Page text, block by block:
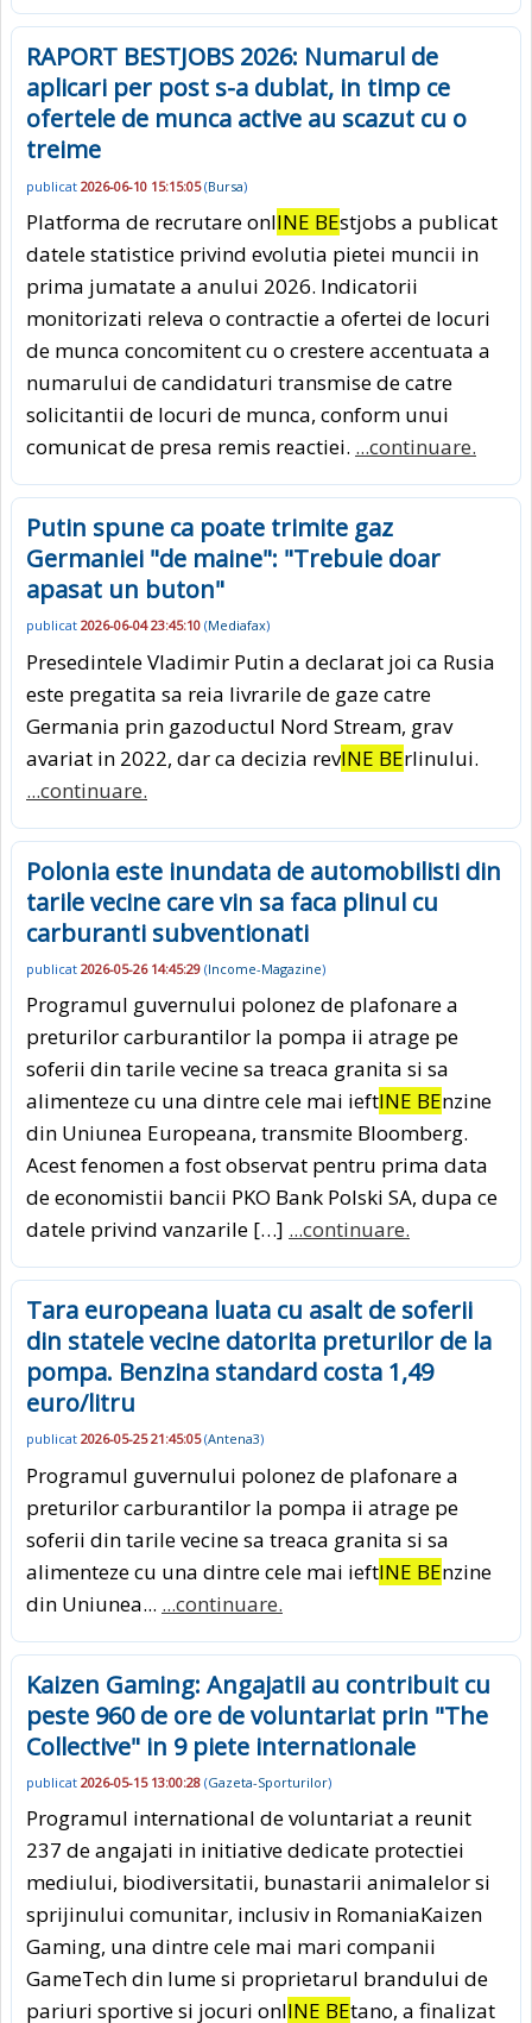
RAPORT BESTJOBS 2026: Numarul de
aplicari per post s-a dublat, in timp ce
ofertele de munca active au scazut cu o
treime
publicat 2026-06-10 15:15:05(Bursa)
Platforma de recrutare onlINE BEstjobs a publicat
datele statistice privind evolutia pietei muncii in
prima jumatate a anului 2026. Indicatorii
monitorizati releva o contractie a ofertei de locuri
de munca concomitent cu o crestere accentuata a
numarului de candidaturi transmise de catre
solicitantii de locuri de munca, conform unui
comunicat de presa remis reactiei. ...continuare.
Putin spune ca poate trimite gaz
Germaniei "de maine": "Trebuie doar
apasat un buton"
publicat 2026-06-04 23:45:10 (Mediafax)
Presedintele Vladimir Putin a declarat joi ca Rusia
este pregatita sa reia livrarile de gaze catre
Germania prin gazoductul Nord Stream, grav
avariat in 2022, dar ca decizia revINE BErlinului.
...continuare.
Polonia este inundata de automobilisti din
tarile vecine care vin sa faca plinul cu
carburanti subventionati
publicat 2026-05-26 14:45:29 (Income-Magazine)
Programul guvernului polonez de plafonare a
preturilor carburantilor la pompa ii atrage pe
soferii din tarile vecine sa treaca granita si sa
alimenteze cu una dintre cele mai ieftINE BEnzine
din Uniunea Europeana, transmite Bloomberg.
Acest fenomen a fost observat pentru prima data
de economistii bancii PKO Bank Polski SA, dupa ce
datele privind vanzarile […] ...continuare.
Tara europeana luata cu asalt de soferii
din statele vecine datorita preturilor de la
pompa. Benzina standard costa 1,49
euro/litru
publicat 2026-05-25 21:45:05(Antena3)
Programul guvernului polonez de plafonare a
preturilor carburantilor la pompa ii atrage pe
soferii din tarile vecine sa treaca granita si sa
alimenteze cu una dintre cele mai ieftINE BEnzine
din Uniunea... ...continuare.
Kaizen Gaming: Angajatii au contribuit cu
peste 960 de ore de voluntariat prin "The
Collective" in 9 piete internationale
publicat 2026-05-15 13:00:28 (Gazeta-Sporturilor)
Programul international de voluntariat a reunit
237 de angajati in initiative dedicate protectiei
mediului, biodiversitatii, bunastarii animalelor si
sprijinului comunitar, inclusiv in RomaniaKaizen
Gaming, una dintre cele mai mari companii
GameTech din lume si proprietarul brandului de
pariuri sportive si jocuri onlINE BEtano, a finalizat